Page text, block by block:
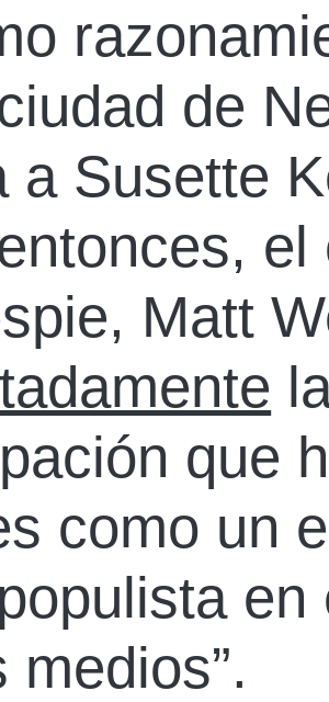
de
a Susette
Matt
que
como un
medios”.